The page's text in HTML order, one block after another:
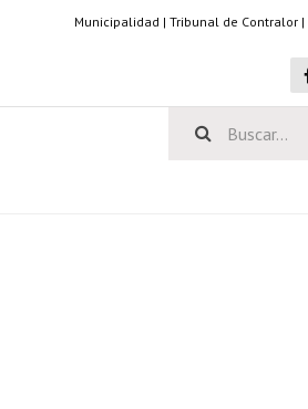
Municipalidad | Tribunal de Contralor |